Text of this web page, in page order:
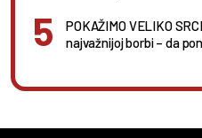
POKAŽIMO VELIKO
najvažnijoj borbi – da